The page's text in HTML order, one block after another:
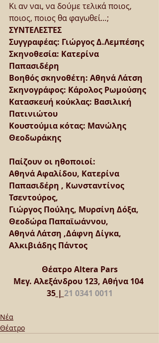
Κι αν ναι, να δούμε τελικά ποιος,
ποιος, ποιος θα φαγωθεί…;
ΣΥΝΤΕΛΕΣΤΈΣ
Συγγραφέας: Γιώργος Δ.Λεμπέσης
Σκηνοθεσία: Κατερίνα
Παπασιδέρη
Βοηθός σκηνοθέτη: Αθηνά Λάτση
Σκηνογράφος: Κάρολος Ρωμούσης
Κατασκευή κούκλας: Βασιλική
Πατινιώτου
Κουστούμια κότας: Μανώλης
Θεοδωράκης
Παίζουν οι ηθοποιοί:
Αθηνά Αφαλίδου, Κατερίνα
Παπασιδέρη , Κωνσταντίνος
Τσεντούρος,
Γιώργος Πούλης, Μυρσίνη Δόξα,
Θεοδώρα Παπαϊωάννου,
Αθηνά Λάτση ,Δάφνη Δίγκα,
Αλκιβιάδης Πάντος
Θέατρο Altera Pars
Μεγ. Αλεξάνδρου 123, Αθήνα 104
35 | 21 0341 0011
Νέα
Θέατρο